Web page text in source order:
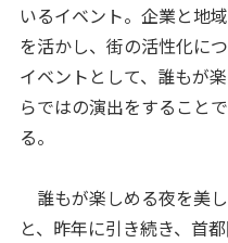
いるイベント。企業と地
を活かし、街の活性化に
イベントとして、誰もが
らではの演出をすること
る。
誰もが楽しめる夜を美
と、昨年に引き続き、首